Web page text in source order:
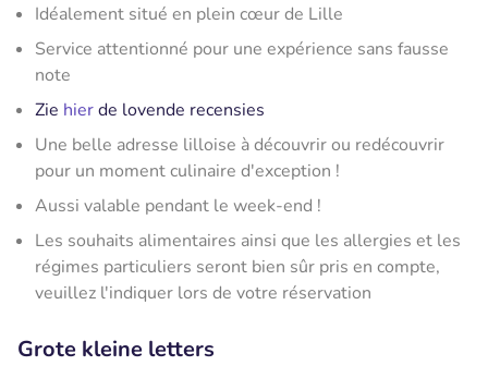
Idéalement situé en plein cœur de Lille
Service attentionné pour une expérience sans fausse
note
Zie hierde lovende recensies
Une belle adresse lilloise à découvrir ou redécouvrir
pour un moment culinaire d'exception !
Aussi valable pendant le week-end !
Les souhaits alimentaires ainsi que les allergies et les
régimes particuliers seront bien sûr pris en compte,
veuillez l'indiquer lors de votre réservation
Grote kleine letters